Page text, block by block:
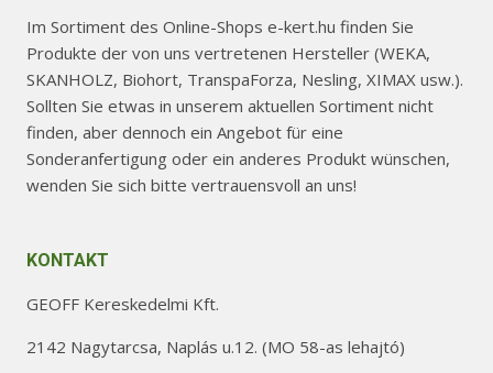
Im Sortiment des Online-Shops e-kert.hu finden Sie
Produkte der von uns vertretenen Hersteller (WEKA,
SKANHOLZ, Biohort, TranspaForza, Nesling, XIMAX usw.).
Sollten Sie etwas in unserem aktuellen Sortiment nicht
finden, aber dennoch ein Angebot für eine
Sonderanfertigung oder ein anderes Produkt wünschen,
wenden Sie sich bitte vertrauensvoll an uns!
KONTAKT
GEOFF Kereskedelmi Kft.
2142 Nagytarcsa, Naplás u.12. (MO 58-as lehajtó)